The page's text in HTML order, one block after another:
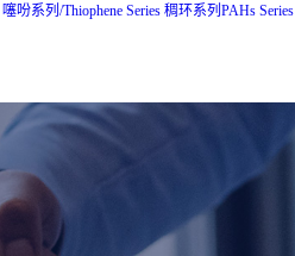
噻吩系列/Thiophene Series 稠环系列PAHs Series